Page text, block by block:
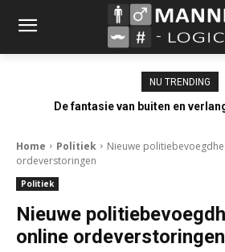
NU TRENDING
De fantasie van buiten en
Home Politiek
Nieuwe
ordeverstoringen
Politiek
Nieuwe
online ordeverstoringen